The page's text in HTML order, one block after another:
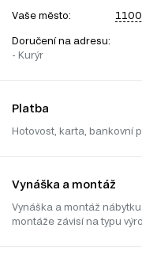
Vaše město:
Doručení na adresu:
- Kurýr
Platba
Hotovost, karta, bankovní
Vynáška a montáž
Vynáška a montáž
montáže závisí na typu